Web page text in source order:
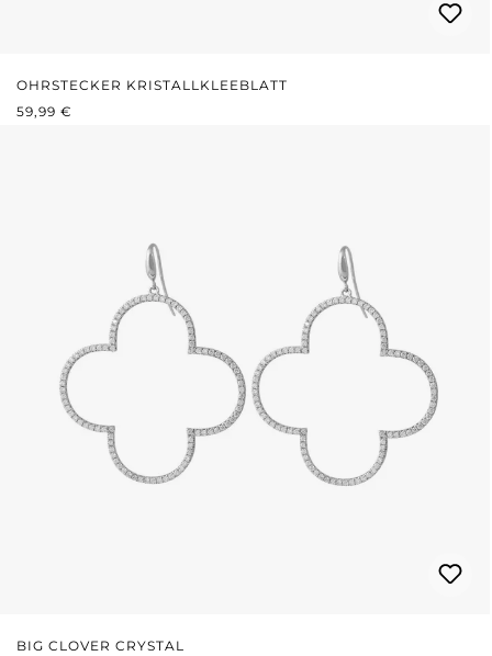
OHRSTECKER KRISTALLKLEEBLATT
REGULÄRER PREIS:
59,99 €
BIG CLOVER CRYSTAL